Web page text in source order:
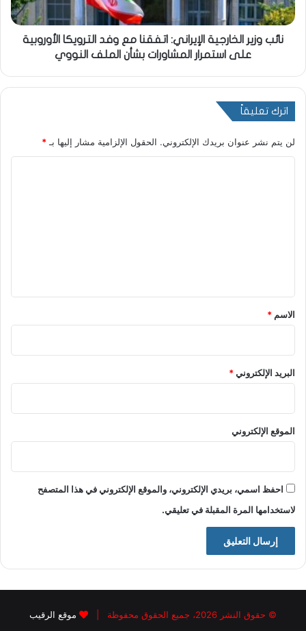
نائب وزير الخارجية الإيراني: اتفقنا مع وفد الترويكا الأوروبية
على استمرار المشاورات بشأن الملف النووي
اترك تعليقاً
لن يتم نشر عنوان بريدك الإلكتروني. الحقول الإلزامية مشار إليها بـ *
*
الاسم *
البريد الإلكتروني*
الموقع الإلكتروني
احفظ اسمي، بريدي الإلكتروني، والموقع الإلكتروني في هذا المتصفح
لاستخدامها المرة المقبلة في تعليقي.
© حقوق النشر 2026، جميع الحقوق محفوظة | موقع الرقيب